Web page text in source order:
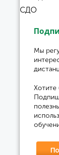
Мы
Хотите